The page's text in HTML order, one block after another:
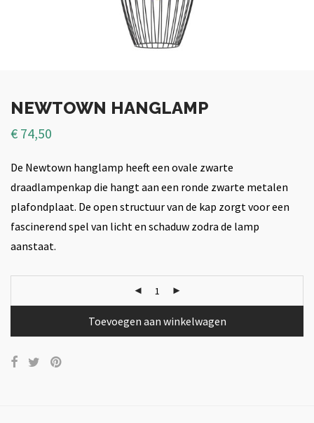
NEWTOWN HANGLAMP
€ 74,50
De Newtown hanglamp heeft een ovale zwarte
draadlampenkap die hangt aan een ronde zwarte metalen
plafondplaat. De open structuur van de kap zorgt voor een
fascinerend spel van licht en schaduw zodra de lamp
aanstaat.
Toevoegen aan winkelwagen